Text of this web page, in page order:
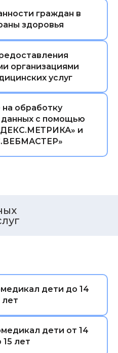
граждан в
здоровья
организациями
услуг
на обработку
данных с помощью
и
дети до 14
лет
дети от 14
15 лет